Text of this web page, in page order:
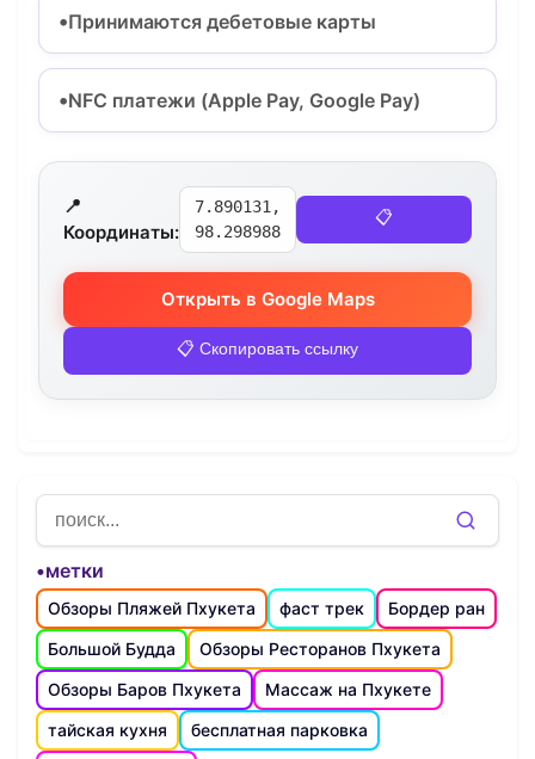
Принимаются дебетовые карты
NFC платежи (Apple Pay, Google Pay)
📍
Координаты:
7.890131,
98.298988
📋
Открыть в Google Maps
📋 Скопировать ссылку
•метки
Обзоры Пляжей Пхукета фаст трек
Бордер ран
Большой Будда
Обзоры Ресторанов Пхукета
Обзоры Баров Пхукета
Массаж на Пхукете
тайская кухня
бесплатная парковка